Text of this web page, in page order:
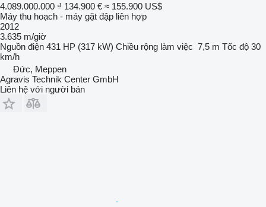
4.089.000.000 ₫ 134.900 € ≈ 155.900 US$
Máy thu hoạch - máy gặt đập liên hợp
2012
3.635 m/giờ
Nguồn điện 431 HP (317 kW) Chiều rộng làm việc 7,5 m Tốc độ 30
km/h
Đức, Meppen
Agravis Technik Center GmbH
Liên hệ với người bán